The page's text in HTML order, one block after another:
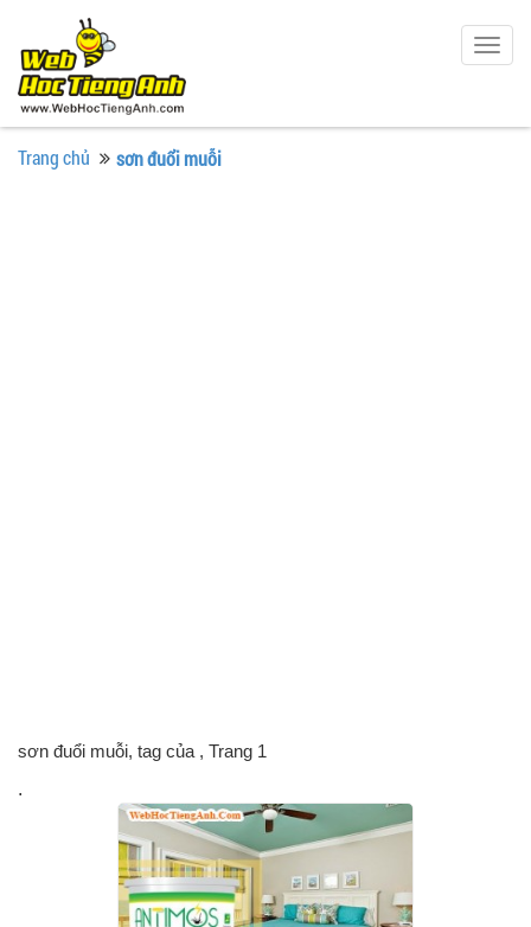
Trang chủ sơn đuổi muỗi
sơn đuổi muỗi, tag của , Trang 1
.